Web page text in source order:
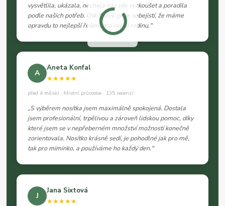
vysvětlila, ukázala, nechala nás vše vyzkoušet a poradila
podle našich potřeb. Odcházeli jsme sebejistí, že máme
opravdu to nejlepší řešení pro celou rodinu."
A
Aneta Konfal
★★★★★
před 4 měsíci · Místní průvodce · 135 recenzí
„S výběrem nosítka jsem maximálně spokojená. Dostala
jsem profesionální, trpělivou a zároveň lidskou pomoc, díky
které jsem se v nepřeberném množství možností konečně
zorientovala. Nosítko krásně sedí, je pohodlné jak pro mě,
tak pro miminko, a používáme ho každý den."
J
Jana Sixtová
★★★★★